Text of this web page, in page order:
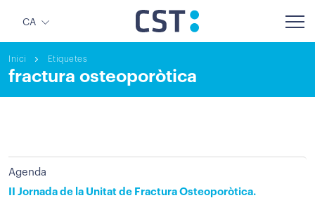
CA
Inici Etiquetes
fractura osteoporòtica
Agenda
II Jornada de la Unitat de Fractura Osteoporòtica.